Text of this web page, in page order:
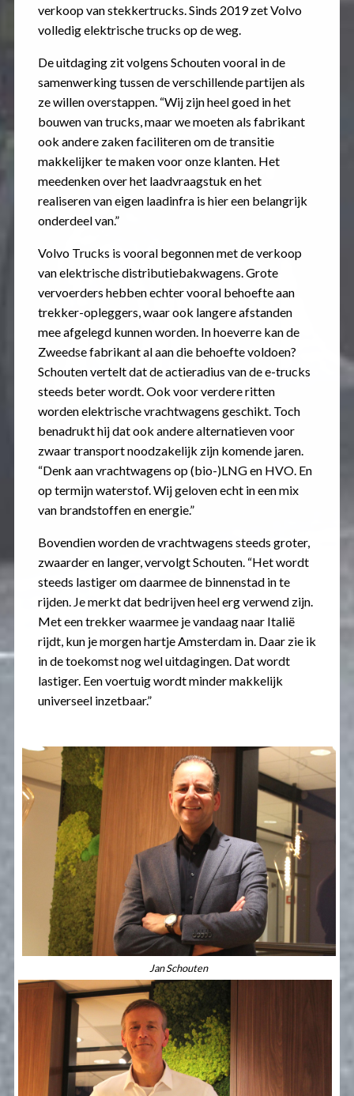
verkoop van stekkertrucks. Sinds 2019 zet Volvo
volledig elektrische trucks op de weg.
De uitdaging zit volgens Schouten vooral in de
samenwerking tussen de verschillende partijen als
ze willen overstappen. “Wij zijn heel goed in het
bouwen van trucks, maar we moeten als fabrikant
ook andere zaken faciliteren om de transitie
makkelijker te maken voor onze klanten. Het
meedenken over het laadvraagstuk en het
realiseren van eigen laadinfra is hier een belangrijk
onderdeel van.”
Volvo Trucks is vooral begonnen met de verkoop
van elektrische distributiebakwagens. Grote
vervoerders hebben echter vooral behoefte aan
trekker-opleggers, waar ook langere afstanden
mee afgelegd kunnen worden. In hoeverre kan de
Zweedse fabrikant al aan die behoefte voldoen?
Schouten vertelt dat de actieradius van de e-trucks
steeds beter wordt. Ook voor verdere ritten
worden elektrische vrachtwagens geschikt. Toch
benadrukt hij dat ook andere alternatieven voor
zwaar transport noodzakelijk zijn komende jaren.
“Denk aan vrachtwagens op (bio-)LNG en HVO. En
op termijn waterstof. Wij geloven echt in een mix
van brandstoffen en energie.”
Bovendien worden de vrachtwagens steeds groter,
zwaarder en langer, vervolgt Schouten. “Het wordt
steeds lastiger om daarmee de binnenstad in te
rijden. Je merkt dat bedrijven heel erg verwend zijn.
Met een trekker waarmee je vandaag naar Italië
rijdt, kun je morgen hartje Amsterdam in. Daar zie ik
in de toekomst nog wel uitdagingen. Dat wordt
lastiger. Een voertuig wordt minder makkelijk
universeel inzetbaar.”
Jan Schouten